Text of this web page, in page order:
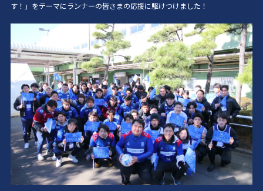
す！」をテーマにランナーの皆さまの応援に駆けつけました！